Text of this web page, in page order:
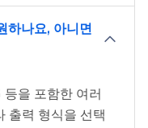
나요, 아니면
을 포함한 여러
출력 형식을 선택